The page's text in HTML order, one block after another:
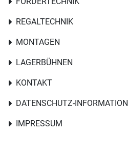
REGALTECHNIK
MONTAGEN
LAGERBÜHNEN
KONTAKT
DATENSCHUTZ-INFORMATION
IMPRESSUM